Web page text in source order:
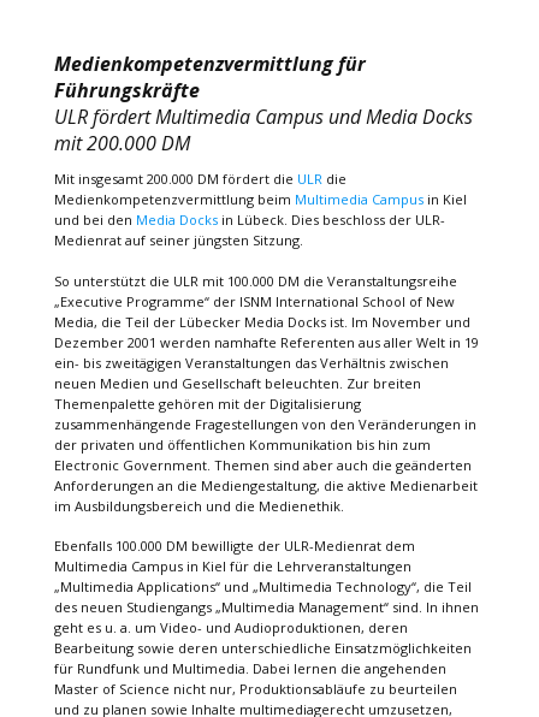
Medienkompetenzvermittlung für
Führungskräfte
ULR fördert Multimedia Campus und Media Docks
mit 200.000 DM
Mit insgesamt 200.000 DM fördert die ULRdie
Medienkompetenzvermittlung beim Multimedia Campusin Kiel
und bei den Media Docksin Lübeck. Dies beschloss der ULR-
Medienrat auf seiner jüngsten Sitzung.
So unterstützt die ULR mit 100.000 DM die Veranstaltungsreihe
„Executive Programme“ der ISNM International School of New
Media, die Teil der Lübecker Media Docks ist. Im November und
Dezember 2001 werden namhafte Referenten aus aller Welt in 19
ein- bis zweitägigen Veranstaltungen das Verhältnis zwischen
neuen Medien und Gesellschaft beleuchten. Zur breiten
Themenpalette gehören mit der Digitalisierung
zusammenhängende Fragestellungen von den Veränderungen in
der privaten und öffentlichen Kommunikation bis hin zum
Electronic Government. Themen sind aber auch die geänderten
Anforderungen an die Mediengestaltung, die aktive Medienarbeit
im Ausbildungsbereich und die Medienethik.
Ebenfalls 100.000 DM bewilligte der ULR-Medienrat dem
Multimedia Campus in Kiel für die Lehrveranstaltungen
„Multimedia Applications“ und „Multimedia Technology“, die Teil
des neuen Studiengangs „Multimedia Management“ sind. In ihnen
geht es u. a. um Video- und Audioproduktionen, deren
Bearbeitung sowie deren unterschiedliche Einsatzmöglichkeiten
für Rundfunk und Multimedia. Dabei lernen die angehenden
Master of Science nicht nur, Produktionsabläufe zu beurteilen
und zu planen sowie Inhalte multimediagerecht umzusetzen,